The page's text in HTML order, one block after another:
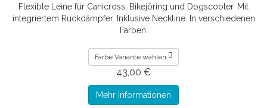
Flexible Leine für Canicross, Bikejöring und Dogscooter. Mit
integriertem Ruckdämpfer. Inklusive Neckline. In verschiedenen
Farben.
Farbe Variante wählen
43,00 €
Mehr Informationen